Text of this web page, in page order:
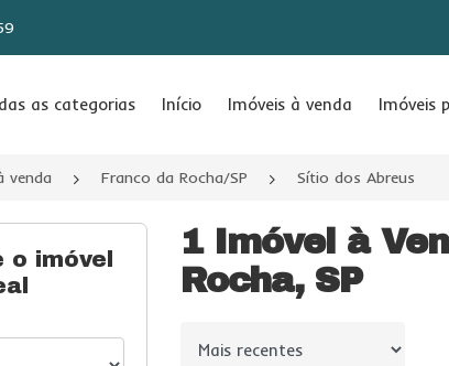
as categorias Início Imóveis à venda Imóveis
venda Franco da Rocha/SP Sítio dos Abreus
o imóvel
1 Imóvel à
Rocha, SP
Ordenar por